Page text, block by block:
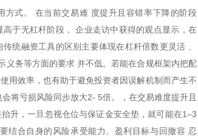
方式。 在当前交易难 度提升且容错率下降的阶段
于无杠杆阶段， 企业走访中获得的观点显示，在
统融资工具的区别主要体现在杠杆倍数更灵活 、
义务等方面的要求 并不低。若能在合规框架内把配
用效率，也有助于避免投资者因误解机制而产生不
将亏损风险同步放大2- 5倍。，在交易难度提升且
升，一旦忽视仓位与保证金安全垫，就可能在1–3
结合自身的风险承受能力、盈利目标与回撤容 忍